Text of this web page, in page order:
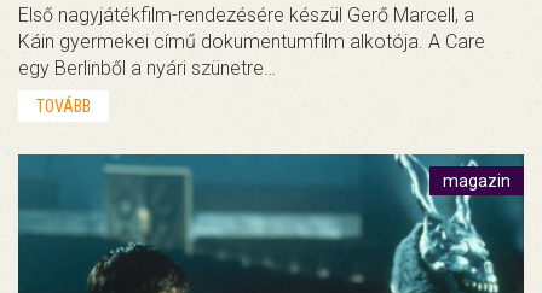
Első nagyjátékfilm-rendezésére készül Gerő Marcell, a
Káin gyermekei című dokumentumfilm alkotója. A Care
egy Berlinből a nyári szünetre…
TOVÁBB
magazin